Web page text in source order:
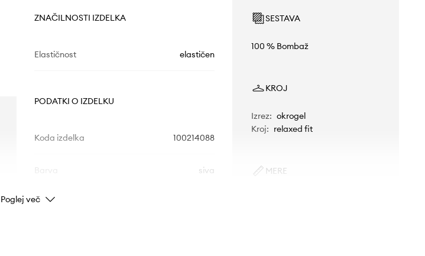
ZNAČILNOSTI IZDELKA
Elastičnost elastičen
PODATKI O IZDELKU
Koda izdelka 100214088
siva
Znamka
SESTAVA
100 % Bombaž
KROJ
Izrez: okrogel
Kroj: relaxed fit
MERE
Poglej več